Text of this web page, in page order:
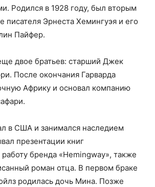
Родился в 1928 году, был вторым
писателя Эрнеста Хемингуэя и его
Пайфер.
двое братьев: старший Джек
После окончания Гарварда
Африку и основал компанию
в США и занимался наследием
презентации книг
бренда «Hemingway», также
роман отца. В первом браке
родилась дочь Мина. Позже